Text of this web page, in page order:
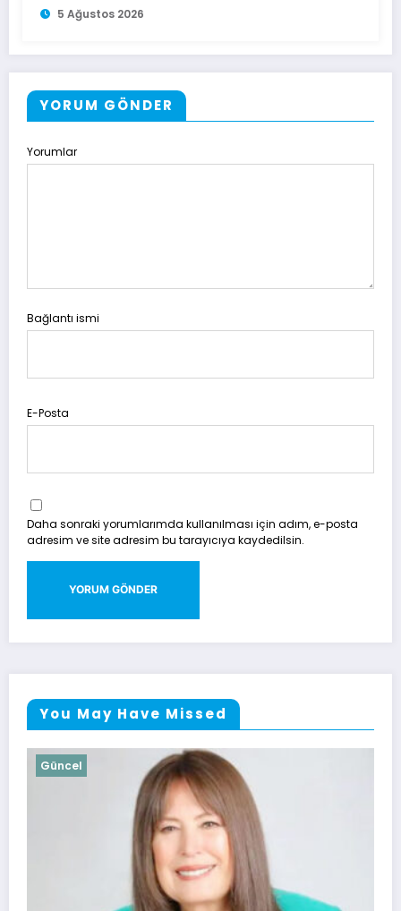
5 Ağustos 2026
YORUM GÖNDER
Yorumlar
Bağlantı ismi
E-Posta
Daha sonraki yorumlarımda kullanılması için adım, e-posta
adresim ve site adresim bu tarayıcıya kaydedilsin.
You May Have Missed
Güncel